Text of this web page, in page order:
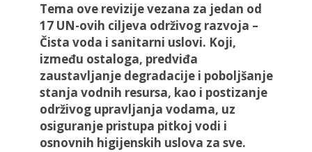
Tema ove revizije vezana za jedan od
17 UN-ovih ciljeva održivog razvoja –
Čista voda i sanitarni uslovi. Koji,
između ostaloga, predviđa
zaustavljanje degradacije i poboljšanje
stanja vodnih resursa, kao i postizanje
održivog upravljanja vodama, uz
osiguranje pristupa pitkoj vodi i
osnovnih higijenskih uslova za sve.